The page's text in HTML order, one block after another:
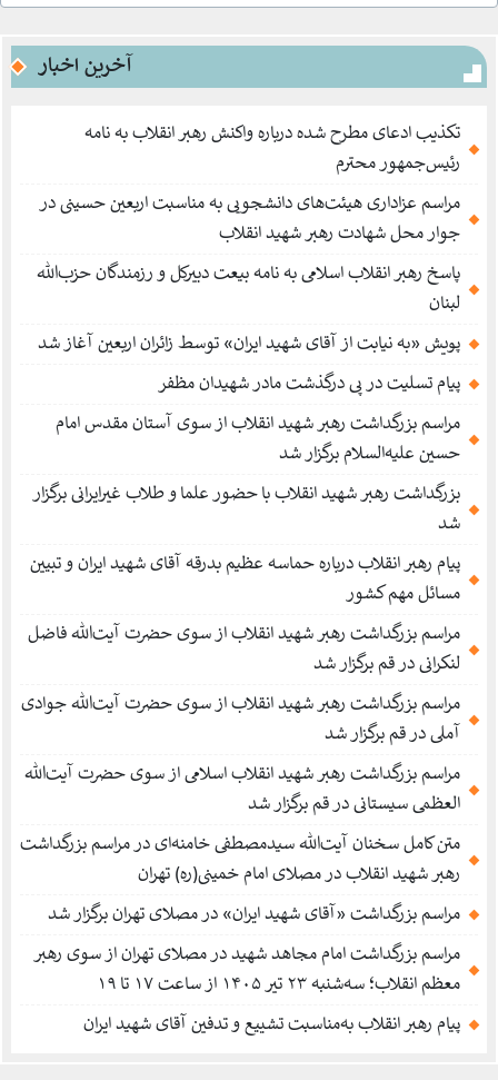
آخرین اخبار
تکذیب ادعای مطرح شده درباره واکنش رهبر انقلاب به نامه
رئیس‌جمهور محترم
مراسم عزاداری هیئت‌های دانشجویی به مناسبت اربعین حسینی در
جوار محل شهادت رهبر شهید انقلاب
پاسخ رهبر انقلاب اسلامی به نامه بیعت دبیرکل و رزمندگان حزب‌الله
لبنان
پویش «به نیابت از آقای شهید ایران» توسط زائران اربعین آغاز شد
پیام تسلیت در پی درگذشت مادر شهیدان مظفر
مراسم بزرگداشت رهبر شهید انقلاب از سوی آستان مقدس امام
حسین علیه‌السلام برگزار شد
بزرگداشت رهبر شهید انقلاب با حضور علما و طلاب غیر‌‌‌ایرانی برگزار
شد
پیام رهبر انقلاب درباره حماسه عظیم بدرقه آقای شهید ایران و تبیین
مسائل مهم کشور
مراسم بزرگداشت رهبر شهید انقلاب از سوی حضرت آیت‌الله فاضل
لنکرانی در قم برگزار شد
مراسم بزرگداشت رهبر شهید انقلاب از سوی حضرت آیت‌الله جوادی
آملی در قم برگزار شد
مراسم بزرگداشت رهبر شهید انقلاب اسلامی از سوی حضرت آیت‌الله
العظمی سیستانی در قم برگزار شد
متن کامل سخنان آیت‌الله سیدمصطفی خامنه‌ای در مراسم بزرگداشت
رهبر شهید انقلاب در مصلای امام خمینی(ره) تهران
مراسم بزرگداشت «آقای شهید ایران» در مصلای تهران برگزار شد
مراسم بزرگداشت امام مجاهد شهید در مصلای تهران از سوی رهبر
معظم انقلاب؛ سه‌شنبه ۲۳ تیر ۱۴۰۵ از ساعت ۱۷ تا ۱۹
پیام رهبر انقلاب به‌مناسبت تشییع و تدفین آقای شهید ایران